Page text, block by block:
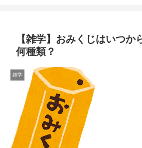
【雑学】おみくじはいつか
何種類？
雑学